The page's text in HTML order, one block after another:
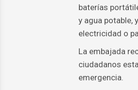
baterías
y agua potable,
electricidad o
La embajada
ciudadanos
emergencia.